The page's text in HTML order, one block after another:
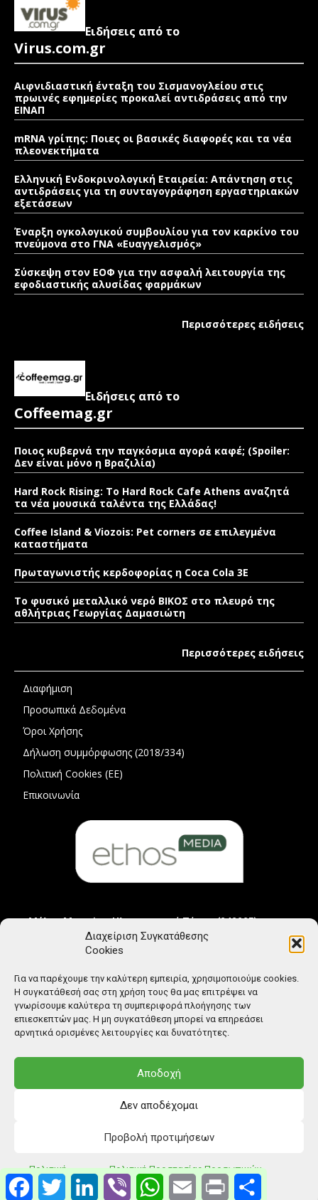
Διαχείριση Συγκατάθεσης
Cookies
Για να παρέχουμε την καλύτερη εμπειρία, χρησιμοποιούμε cookies.
Η συγκατάθεσή σας στη χρήση τους θα μας επιτρέψει να
γνωρίσουμε καλύτερα τη συμπεριφορά πλοήγησης των
επιεσκεπτών μας. Η μη συγκατάθεση μπορεί να επηρεάσει
αρνητικά ορισμένες λειτουργίες και δυνατότητες.
Αποδοχή
Δεν αποδέχομαι
Προβολή προτιμήσεων
Πολιτική
Cookies
Πολιτική Προστασίας Προσωπικών
Δεδομένων
Ειδήσεις από το
Virus.com.gr
Αιφνιδιαστική ένταξη του Σισμανογλείου στις
πρωινές εφημερίες προκαλεί αντιδράσεις από την
ΕΙΝΑΠ
mRNA γρίπης: Ποιες οι βασικές διαφορές και τα νέα
πλεονεκτήματα
Ελληνική Ενδοκρινολογική Εταιρεία: Απάντηση στις
αντιδράσεις για τη συνταγογράφηση εργαστηριακών
εξετάσεων
Έναρξη ογκολογικού συμβουλίου για τον καρκίνο του
πνεύμονα στο ΓΝΑ «Ευαγγελισμός»
Σύσκεψη στον ΕΟΦ για την ασφαλή λειτουργία της
εφοδιαστικής αλυσίδας φαρμάκων
Περισσότερες ειδήσεις
Ειδήσεις από το
Coffeemag.gr
Ποιος κυβερνά την παγκόσμια αγορά καφέ; (Spoiler:
Δεν είναι μόνο η Βραζιλία)
Hard Rock Rising: Το Hard Rock Cafe Athens αναζητά
τα νέα μουσικά ταλέντα της Ελλάδας!
Coffee Island & Viozois: Pet corners σε επιλεγμένα
καταστήματα
Πρωταγωνιστής κερδοφορίας η Coca Cola 3E
Το φυσικό μεταλλικό νερό ΒΙΚΟΣ στο πλευρό της
αθλήτριας Γεωργίας Δαμασιώτη
Περισσότερες ειδήσεις
Διαφήμιση
Προσωπικά Δεδομένα
Όροι Χρήσης
Δήλωση συμμόρφωσης (2018/334)
Πολιτική Cookies (ΕΕ)
Επικοινωνία
Μέλος Μητρώου Ηλεκτρονικού Τύπου (242225)
© Copyright: Ethos Media S.A.
FacebookTwitter LinkedIn Viber WhatsAppEmail Print